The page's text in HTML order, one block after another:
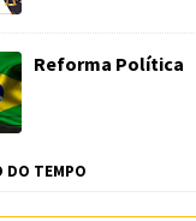
Reforma Política
DO TEMPO